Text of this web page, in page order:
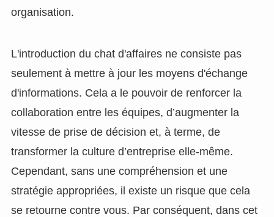
organisation.
L'introduction du chat d'affaires ne consiste pas
seulement à mettre à jour les moyens d'échange
d'informations. Cela a le pouvoir de renforcer la
collaboration entre les équipes, d’augmenter la
vitesse de prise de décision et, à terme, de
transformer la culture d’entreprise elle-même.
Cependant, sans une compréhension et une
stratégie appropriées, il existe un risque que cela
se retourne contre vous. Par conséquent, dans cet